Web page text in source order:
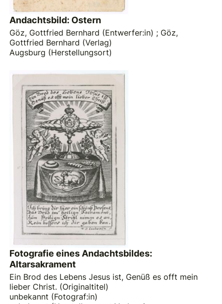
Andachtsbild: Ostern
Göz, Gottfried Bernhard (Entwerfer:in) ; Göz,
Gottfried Bernhard (Verlag)
Augsburg (Herstellungsort)
Fotografie eines Andachtsbildes:
Altarsakrament
Ein Brod des Lebens Jesus ist, Genüß es offt mein
lieber Christ. (Originaltitel)
unbekannt (Fotograf:in)